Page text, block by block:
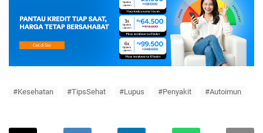
#Kesehatan #TipsSehat #Lupus #Penyakit #Autoimun